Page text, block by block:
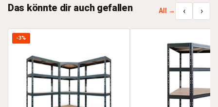
Das könnte dir auch gefallen All → ‹ ›
-3%